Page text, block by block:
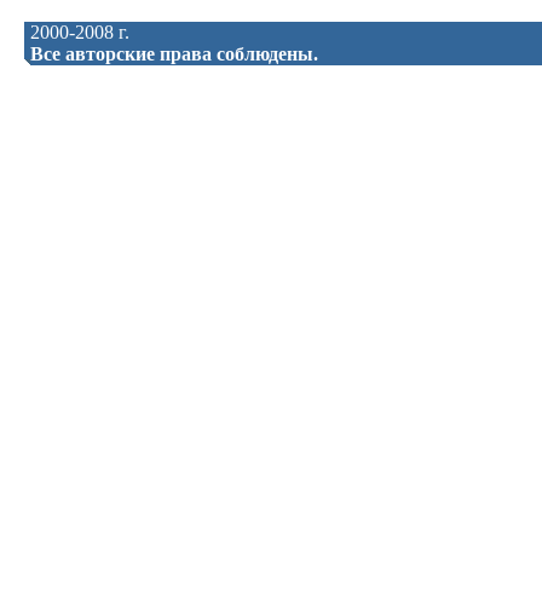
2000-2008 г.
Все авторские права соблюдены.